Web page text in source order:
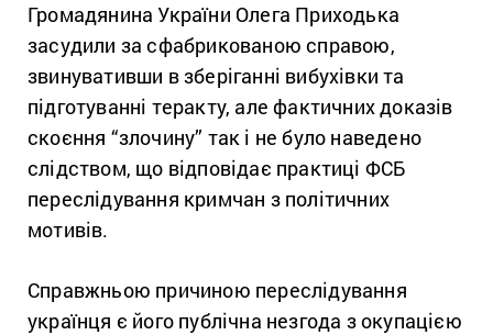
Громадянина України Олега Приходька
засудили за сфабрикованою справою,
звинувативши в зберіганні вибухівки та
підготуванні теракту, але фактичних доказів
скоєння “злочину” так і не було наведено
слідством, що відповідає практиці ФСБ
переслідування кримчан з політичних
мотивів.
Справжньою причиною переслідування
українця є його публічна незгода з окупацією